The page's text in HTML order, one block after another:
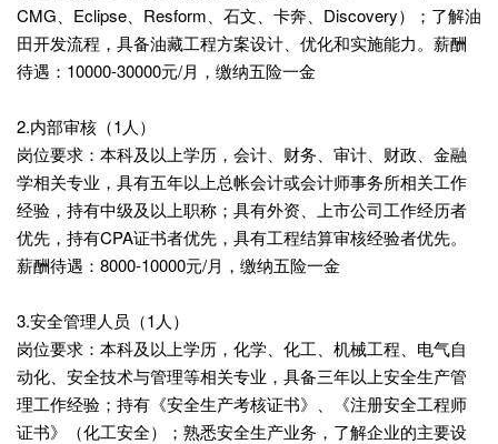
CMG、Eclipse、Resform、石文、卡奔、Discovery）；了解油
田开发流程，具备油藏工程方案设计、优化和实施能力。薪酬
待遇：10000-30000元/月，缴纳五险一金
2.内部审核（1人）
岗位要求：本科及以上学历，会计、财务、审计、财政、金融
学相关专业，具有五年以上总帐会计或会计师事务所相关工作
经验，持有中级及以上职称；具有外资、上市公司工作经历者
优先，持有CPA证书者优先，具有工程结算审核经验者优先。
薪酬待遇：8000-10000元/月，缴纳五险一金
3.安全管理人员（1人）
岗位要求：本科及以上学历，化学、化工、机械工程、电气自
动化、安全技术与管理等相关专业，具备三年以上安全生产管
理工作经验；持有《安全生产考核证书》、《注册安全工程师
证书》（化工安全）；熟悉安全生产业务，了解企业的主要设